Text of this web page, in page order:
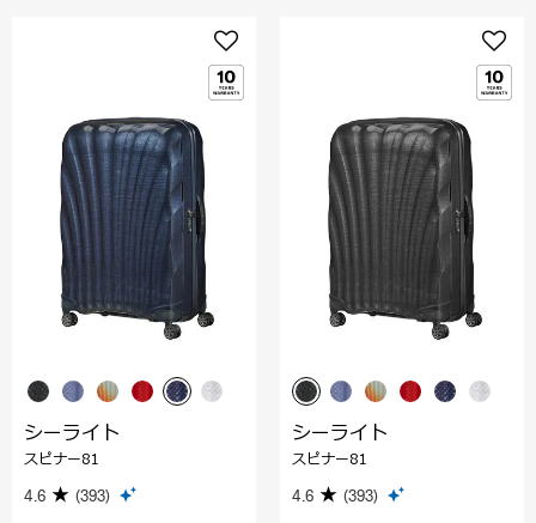
シーライト
スピナー81
4.6 (393)
シーライト
スピナー81
4.6 (393)